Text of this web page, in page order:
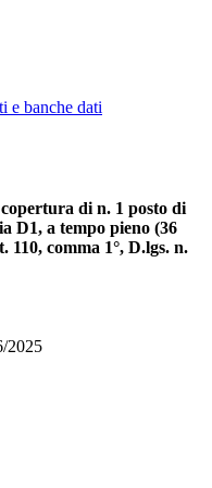
e banche dati
di n. 1 posto di
D1, a tempo pieno (36
110, comma 1°, D.lgs. n.
2025